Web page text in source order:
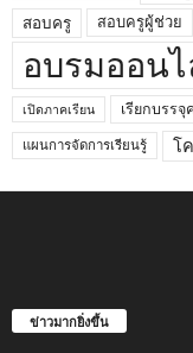
สอบครู สอบครูผู้ช่วย
อบรมออน
เปิดภาคเรียน เรียกบรรจุ
แผนการจัดการเรียนรู้ โ
ข่าวมากยิ่งขึ้น